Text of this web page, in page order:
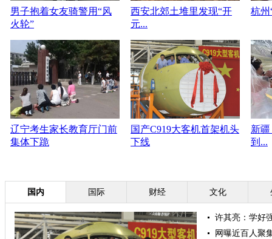
男子抱着女友骑警用“风
火轮”
西安北郊土堆里发现“开
元...
杭州
辽宁考生家长教育厅门前
集体下跪
国产C919大客机首架机头
下线
新
到...
国内 国际 财经 文化
许其亮：学好
网曝近百人聚